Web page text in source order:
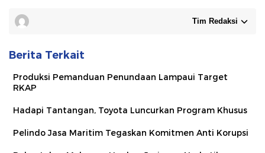
Tim Redaksi
Berita Terkait
Produksi Pemanduan Penundaan Lampaui Target
RKAP
Hadapi Tantangan, Toyota Luncurkan Program Khusus
Pelindo Jasa Maritim Tegaskan Komitmen Anti Korupsi